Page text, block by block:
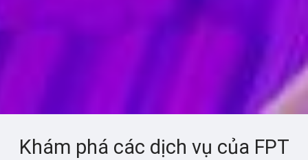
Khám phá các dịch vụ của FPT